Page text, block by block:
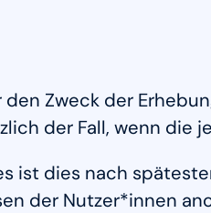
Zweck der
der Fall, wenn die
ist dies nach
der Nutzer*innen